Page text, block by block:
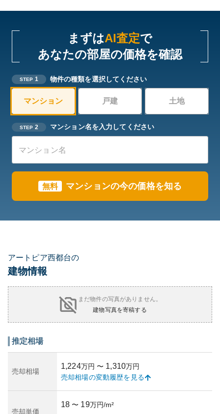
まずはAI査定で
あなたの部屋の価格を確認
STEP 1 物件の種類を選択してください
マンション 戸建 土地
STEP 2 マンション名を入力してください
無料 マンションの今の価格を知る
アートピア西都台の
建物情報
まだ物件の写真がありません。
建物写真を寄稿する
推定相場
売却相場
1,224万円 〜 1,310万円
売却相場の変動履歴を見る
売却単価
18 〜 19万円/m²